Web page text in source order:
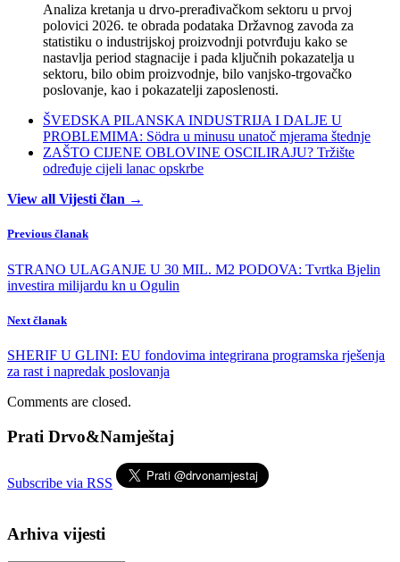
Analiza kretanja u drvo-prerađivačkom sektoru u prvoj
polovici 2026. te obrada podataka Državnog zavoda za
statistiku o industrijskoj proizvodnji potvrđuju kako se
nastavlja period stagnacije i pada ključnih pokazatelja u
sektoru, bilo obim proizvodnje, bilo vanjsko-trgovačko
poslovanje, kao i pokazatelji zaposlenosti.
ŠVEDSKA PILANSKA INDUSTRIJA I DALJE U
PROBLEMIMA: Södra u minusu unatoč mjerama štednje
ZAŠTO CIJENE OBLOVINE OSCILIRAJU? Tržište
određuje cijeli lanac opskrbe
View all Vijesti član →
Previous članak
STRANO ULAGANJE U 30 MIL. M2 PODOVA: Tvrtka Bjelin
investira milijardu kn u Ogulin
Next članak
SHERIF U GLINI: EU fondovima integrirana programska rješenja
za rast i napredak poslovanja
Comments are closed.
Prati Drvo&Namještaj
Subscribe via RSS
Arhiva vijesti